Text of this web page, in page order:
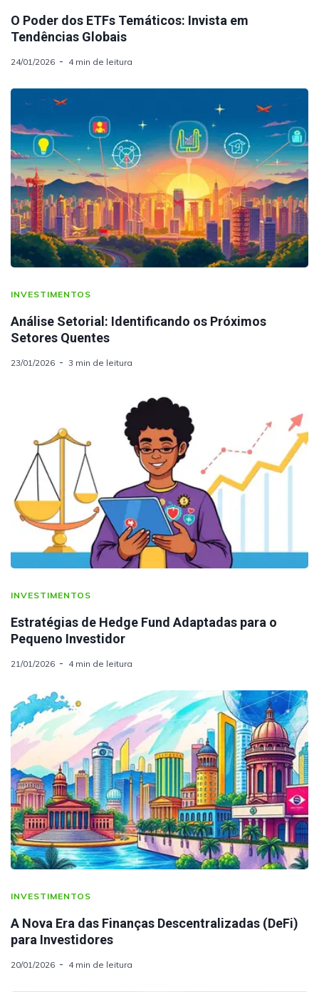
O Poder dos ETFs Temáticos: Invista em
Tendências Globais
24/01/2026 4 min de leitura
INVESTIMENTOS
Análise Setorial: Identificando os Próximos
Setores Quentes
23/01/2026 3 min de leitura
INVESTIMENTOS
Estratégias de Hedge Fund Adaptadas para o
Pequeno Investidor
21/01/2026 4 min de leitura
INVESTIMENTOS
A Nova Era das Finanças Descentralizadas (DeFi)
para Investidores
20/01/2026 4 min de leitura